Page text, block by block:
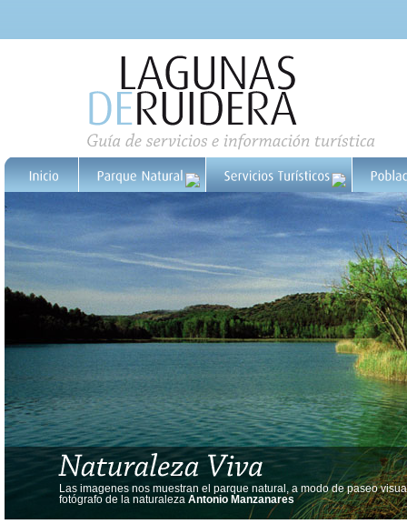
Las imagenes nos muestran el parque natural, a modo de paseo
fotógrafo de la naturaleza Antonio Manzanares